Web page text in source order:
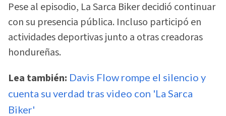
Pese al episodio, La Sarca Biker decidió continuar
con su presencia pública. Incluso participó en
actividades deportivas junto a otras creadoras
hondureñas.
Lea también: Davis Flow rompe el silencio y
cuenta su verdad tras video con 'La Sarca
Biker'